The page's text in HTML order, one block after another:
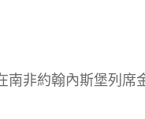
非約翰內斯堡列席